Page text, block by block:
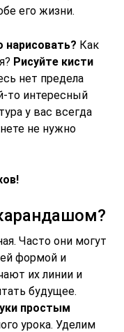
его жизни.
нарисовать? Как
Рисуйте кисти
нет предела
то интересный
у вас всегда
не нужно
Часто они могут
формой и
их линии и
будущее.
простым
урока. Уделим